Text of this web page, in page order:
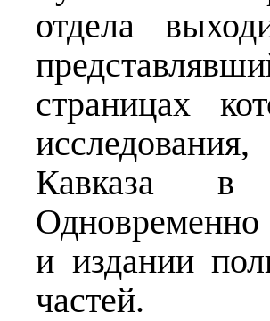
отдела
страницах
Кавказа в
Одновременно
и издании
частей.